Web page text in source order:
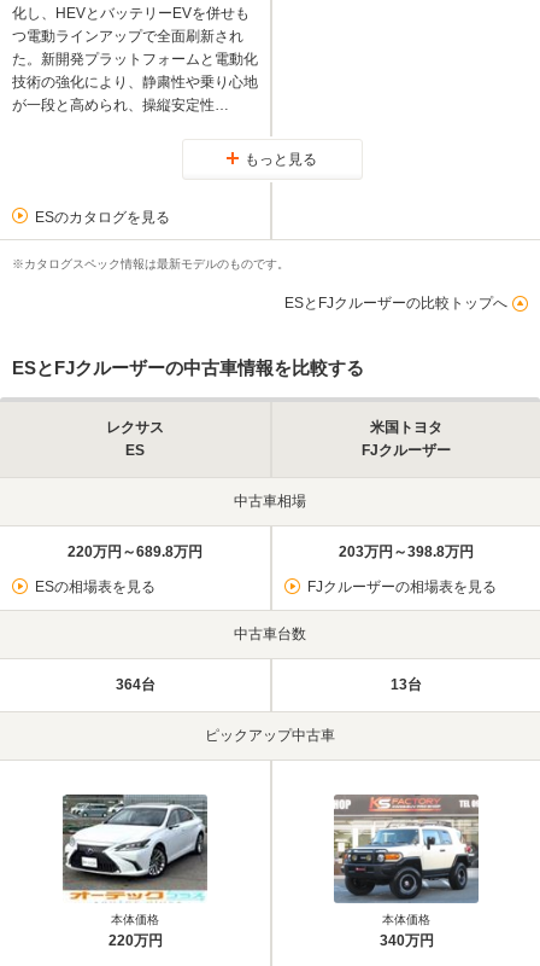
化し、HEVとバッテリーEVを併せも
つ電動ラインアップで全面刷新され
た。新開発プラットフォームと電動化
技術の強化により、静粛性や乗り心地
が一段と高められ、操縦安定性…
もっと見る
ESのカタログを見る
※カタログスペック情報は最新モデルのものです。
ESとFJクルーザーの比較トップへ
ESとFJクルーザーの中古車情報を比較する
レクサス
ES
米国トヨタ
FJクルーザー
中古車相場
220万円～689.8万円
ESの相場表を見る
203万円～398.8万円
FJクルーザーの相場表を見る
中古車台数
364台 13台
ピックアップ中古車
本体価格
220万円
本体価格
340万円